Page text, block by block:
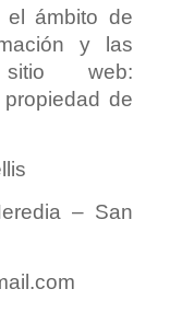
el ámbito de
y las
sitio web:
de
– San